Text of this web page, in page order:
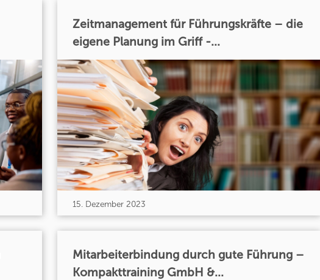
Zeitmanagement für Führungskräfte – die
eigene Planung im Griff -...
15. Dezember 2023
Mitarbeiterbindung durch gute Führung –
Kompakttraining GmbH &...